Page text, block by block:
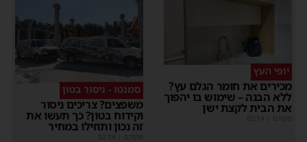
יופי העץ
מכירים את חומר הגלם עץ?
ללא הבנה – שימוש בו יהפוך
את הבית לקצת ישן
מקודם
סמנטו - ניסור בטון
משפצים? צריכים ניסור
וקידוח בטון? כך תעשו את
זה נכון ותוזילו במחיר
מקודם